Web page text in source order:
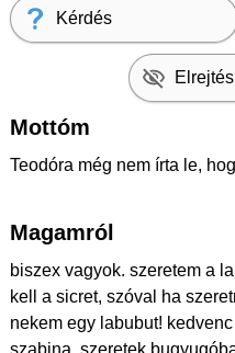
Kérdés
Elrejtés
Mottóm
Teodóra még nem írta le,
Magamról
biszex vagyok. szeretem a
kell a sicret, szóval ha
nekem egy labubut!
szabina. szeretek